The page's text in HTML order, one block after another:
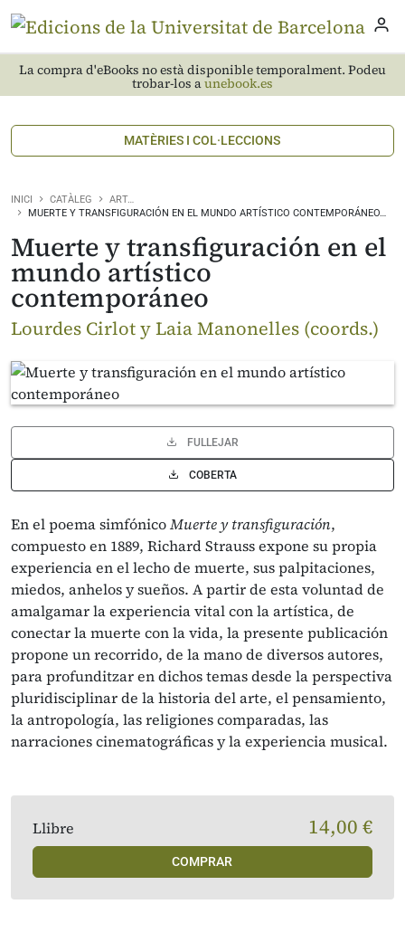
La compra d'eBooks no està disponible temporalment. Podeu
trobar-los aunebook.es
MATÈRIES I COL·LECCIONS
INICI CATÀLEG
ART…
MUERTE Y TRANSFIGURACIÓN EN EL MUNDO ARTÍSTICO CONTEMPORÁNEO…
Muerte y transfiguración en el
mundo artístico
contemporáneo
Lourdes Cirlot y Laia Manonelles (coords.)
FULLEJAR
COBERTA
En el poema simfónicoMuerte y transfiguración,
compuesto en 1889, Richard Strauss expone su propia
experiencia en el lecho de muerte, sus palpitaciones,
miedos, anhelos y sueños. A partir de esta voluntad de
amalgamar la experiencia vital con la artística, de
conectar la muerte con la vida, la presente publicación
propone un recorrido, de la mano de diversos autores,
para profunditzar en dichos temas desde la perspectiva
pluridisciplinar de la historia del arte, el pensamiento,
la antropología, las religiones comparadas, las
narraciones cinematográficas y la experiencia musical.
Llibre 14,00 €
COMPRAR